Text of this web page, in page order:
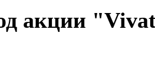
акции